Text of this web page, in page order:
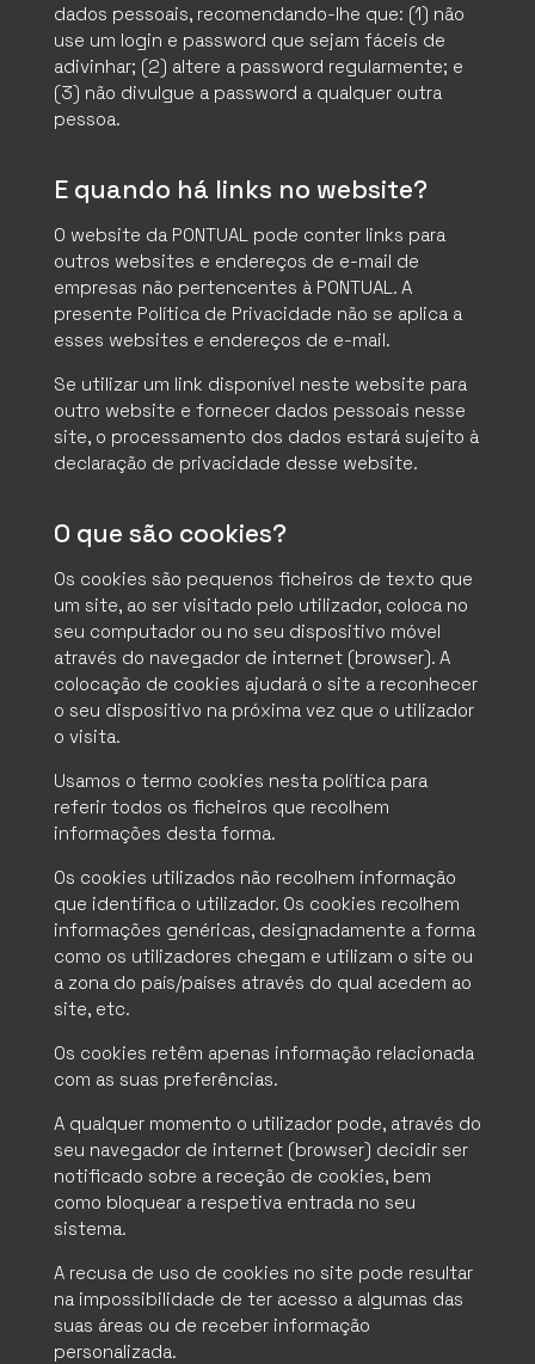
dados pessoais, recomendando-lhe que: (1) não
use um login e password que sejam fáceis de
adivinhar; (2) altere a password regularmente; e
(3) não divulgue a password a qualquer outra
pessoa.
E quando há links no website?
O website da PONTUAL pode conter links para
outros websites e endereços de e-mail de
empresas não pertencentes à PONTUAL. A
presente Política de Privacidade não se aplica a
esses websites e endereços de e-mail.
Se utilizar um link disponível neste website para
outro website e fornecer dados pessoais nesse
site, o processamento dos dados estará sujeito à
declaração de privacidade desse website.
O que são cookies?
Os cookies são pequenos ficheiros de texto que
um site, ao ser visitado pelo utilizador, coloca no
seu computador ou no seu dispositivo móvel
através do navegador de internet (browser). A
colocação de cookies ajudará o site a reconhecer
o seu dispositivo na próxima vez que o utilizador
o visita.
Usamos o termo cookies nesta política para
referir todos os ficheiros que recolhem
informações desta forma.
Os cookies utilizados não recolhem informação
que identifica o utilizador. Os cookies recolhem
informações genéricas, designadamente a forma
como os utilizadores chegam e utilizam o site ou
a zona do país/países através do qual acedem ao
site, etc.
Os cookies retêm apenas informação relacionada
com as suas preferências.
A qualquer momento o utilizador pode, através do
seu navegador de internet (browser) decidir ser
notificado sobre a receção de cookies, bem
como bloquear a respetiva entrada no seu
sistema.
A recusa de uso de cookies no site pode resultar
na impossibilidade de ter acesso a algumas das
suas áreas ou de receber informação
personalizada.